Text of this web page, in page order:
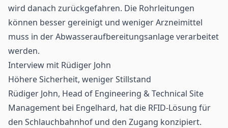
wird danach zurückgefahren. Die Rohrleitungen
können besser gereinigt und weniger Arzneimittel
muss in der Abwasseraufbereitungsanlage verarbeitet
werden.
Interview mit Rüdiger John
Höhere Sicherheit, weniger Stillstand
Rüdiger John, Head of Engineering & Technical Site
Management bei Engelhard, hat die RFID-Lösung für
den Schlauchbahnhof und den Zugang konzipiert.